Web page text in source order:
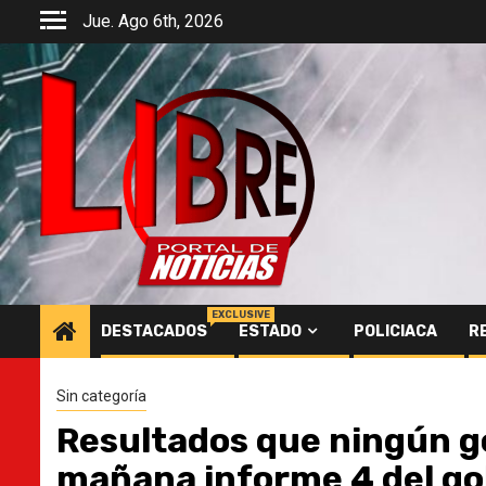
Saltar
contenido
Jue. Ago 6th, 2026
DESTACADOS
EXCLUSIVE
ESTADO POLICIACA
Sin categoría
Resultados que ningún